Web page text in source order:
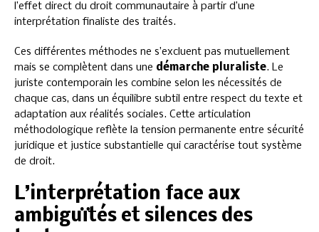
l’effet direct du droit communautaire à partir d’une
interprétation finaliste des traités.
Ces différentes méthodes ne s’excluent pas mutuellement
mais se complètent dans une démarche pluraliste. Le
juriste contemporain les combine selon les nécessités de
chaque cas, dans un équilibre subtil entre respect du texte et
adaptation aux réalités sociales. Cette articulation
méthodologique reflète la tension permanente entre sécurité
juridique et justice substantielle qui caractérise tout système
de droit.
L’interprétation face aux
ambiguïtés et silences des